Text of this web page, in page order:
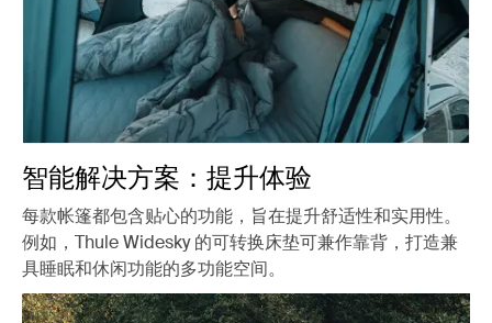
智能解决方案：提升体验
每款帐篷都包含贴心的功能，旨在提升舒适性和实用性。
例如，Thule Widesky 的可转换床垫可兼作靠背，打造兼
具睡眠和休闲功能的多功能空间。